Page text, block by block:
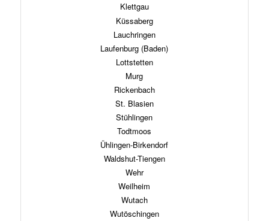
Klettgau
Küssaberg
Lauchringen
Laufenburg (Baden)
Lottstetten
Murg
Rickenbach
St. Blasien
Stühlingen
Todtmoos
Ühlingen-Birkendorf
Waldshut-Tiengen
Wehr
Weilheim
Wutach
Wutöschingen